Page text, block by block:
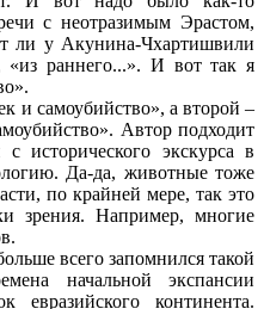
с неотразимым Эрастом,
ли у Акунина-Чхартишвили
«из раннего...». И вот так я
и самоубийство», а второй –
Автор подходит
исторического экскурса в
Да-да, животные тоже
по крайней мере, так это
зрения. Например, многие
всего запомнился такой
начальной экспансии
евразийского континента.